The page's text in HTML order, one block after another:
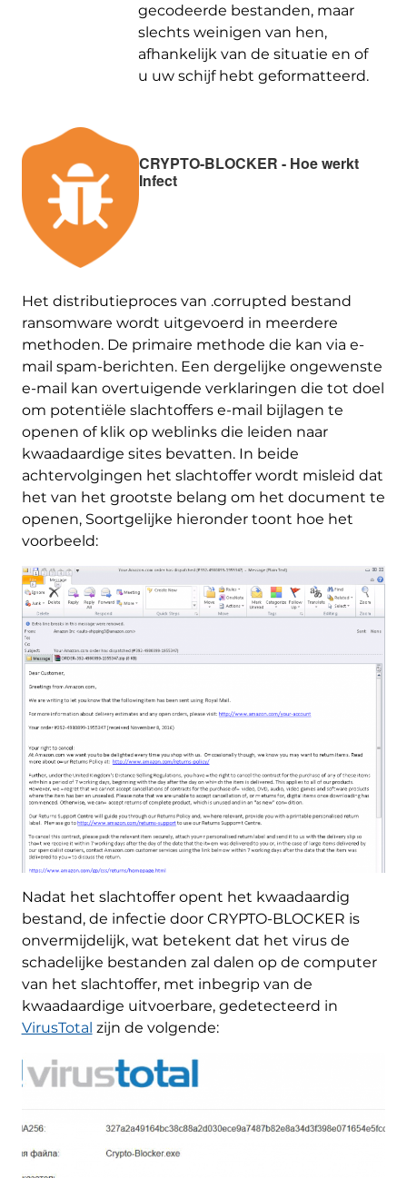
gecodeerde bestanden, maar
slechts weinigen van hen,
afhankelijk van de situatie en of
u uw schijf hebt geformatteerd.
CRYPTO-BLOCKER - Hoe werkt
Infect
Het distributieproces van .corrupted bestand
ransomware wordt uitgevoerd in meerdere
methoden. De primaire methode die kan via e-
mail spam-berichten. Een dergelijke ongewenste
e-mail kan overtuigende verklaringen die tot doel
om potentiële slachtoffers e-mail bijlagen te
openen of klik op weblinks die leiden naar
kwaadaardige sites bevatten. In beide
achtervolgingen het slachtoffer wordt misleid dat
het van het grootste belang om het document te
openen, Soortgelijke hieronder toont hoe het
voorbeeld:
Nadat het slachtoffer opent het kwaadaardig
bestand, de infectie door CRYPTO-BLOCKER is
onvermijdelijk, wat betekent dat het virus de
schadelijke bestanden zal dalen op de computer
van het slachtoffer, met inbegrip van de
kwaadaardige uitvoerbare, gedetecteerd in
VirusTotal zijn de volgende: